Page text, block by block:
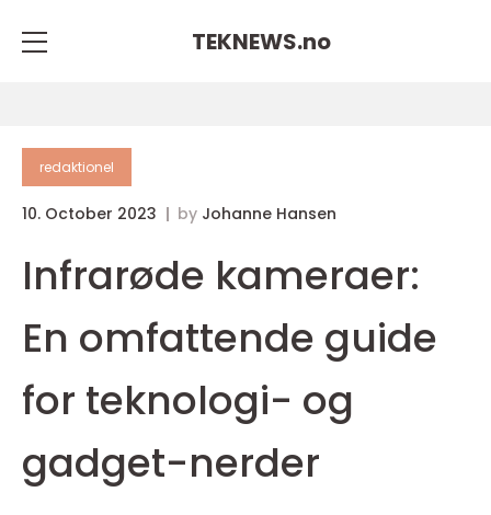
TEKNEWS.no
redaktionel
10. October 2023 by Johanne Hansen
Infrarøde kameraer:
En omfattende guide
for teknologi- og
gadget-nerder